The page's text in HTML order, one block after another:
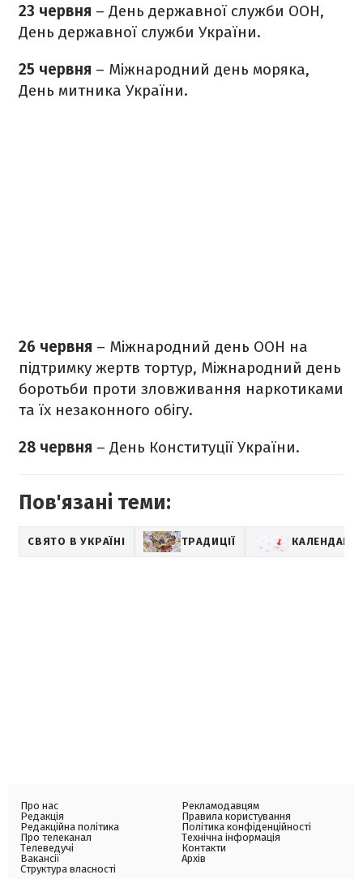
23 червня – День державної служби ООН,
День державної служби України.
25 червня – Міжнародний день моряка,
День митника України.
26 червня – Міжнародний день ООН на
підтримку жертв тортур, Міжнародний день
боротьби проти зловживання наркотиками
та їх незаконного обігу.
28 червня – День Конституції України.
Пов'язані теми:
СВЯТО В УКРАЇНІ ТРАДИЦІЇ КАЛЕНДАР
Про нас
Редакція
Редакційна політика
Про телеканал
Телеведучі
Вакансії
Структура власності
Рекламодавцям
Правила користування
Політика конфіденційності
Технічна інформація
Контакти
Архів